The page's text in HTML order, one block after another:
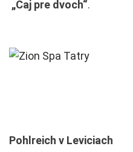
„Čaj pre dvoch“.
Pohlreich v Leviciach